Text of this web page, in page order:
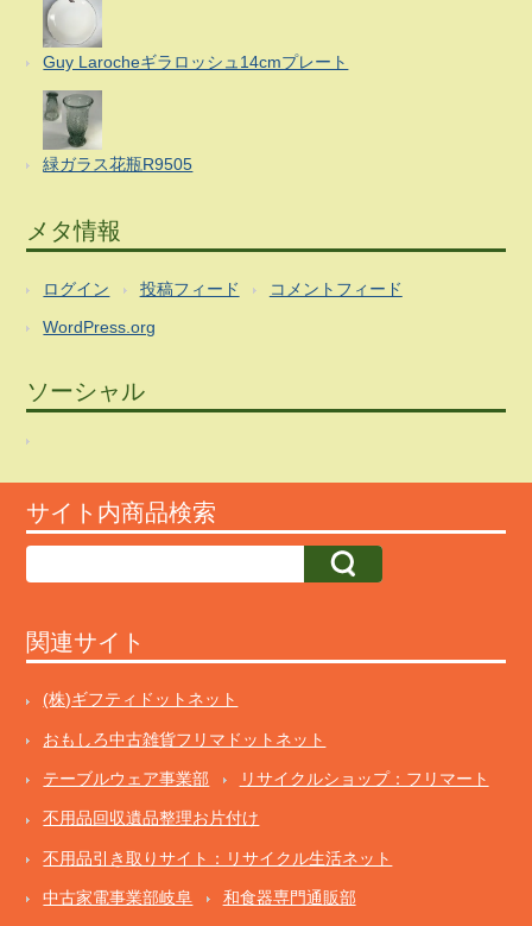
Guy Larocheギラロッシュ14cmプレート
緑ガラス花瓶R9505
メタ情報
ログイン 投稿フィード コメントフィード
WordPress.org
ソーシャル
サイト内商品検索
関連サイト
(株)ギフティドットネット
おもしろ中古雑貨フリマドットネット
テーブルウェア事業部 リサイクルショップ：フリマート
不用品回収遺品整理お片付け
不用品引き取りサイト：リサイクル生活ネット
中古家電事業部岐阜 和食器専門通販部